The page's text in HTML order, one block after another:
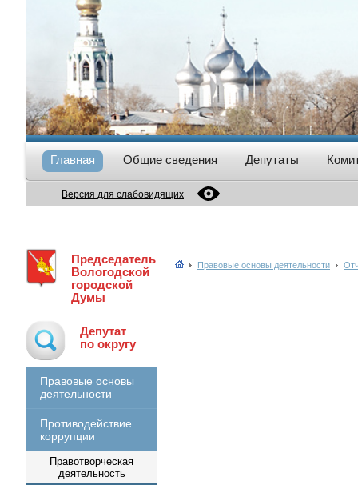
Главная Общие сведения Депутаты
Версия для слабовидящих
Председатель
Вологодской
городской
Думы
Депутат
по округу
Правовые основы
деятельности
Противодействие
коррупции
Правотворческая
деятельность
Правовые основы деятельности